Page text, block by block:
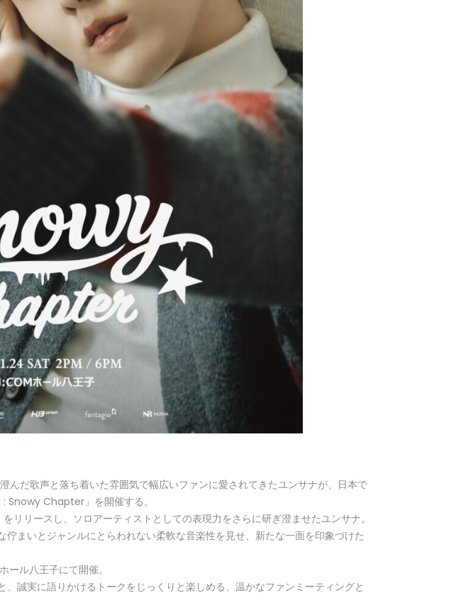
んだ歌声と落ち着いた雰囲気で幅広いファンに愛されてきたユンサナが、日本で
: Snowy Chapter」を開催する。
リリースし、ソロアーティストとしての表現力をさらに研ぎ澄ませたユンサナ。
まいとジャンルにとらわれない柔軟な音楽性を見せ、新たな一面を印象づけた
ル八王子にて開催。
誠実に語りかけるトークをじっくりと楽しめる、温かなファンミーティングと